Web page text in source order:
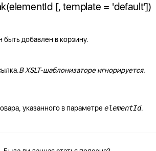
[, template = 'default'])
добавлен в корзину.
В XSLT-шаблонизаторе игнорируется.
указанного в параметре elementId.